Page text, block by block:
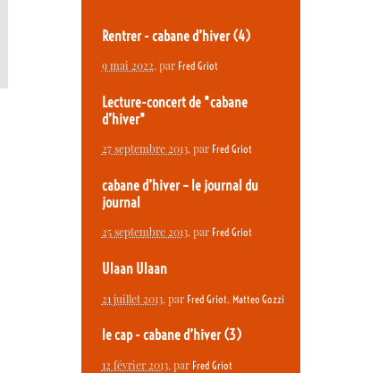
Rentrer - cabane d’hiver (4)
9 mai 2022, par Fred Griot
Lecture-concert de "cabane
d’hiver"
27 septembre 2013, par Fred Griot
cabane d’hiver – le journal du
journal
25 septembre 2013, par Fred Griot
Ulaan Ulaan
21 juillet 2013, par Fred Griot, Matteo Gozzi
le cap - cabane d’hiver (3)
12 février 2013, par Fred Griot